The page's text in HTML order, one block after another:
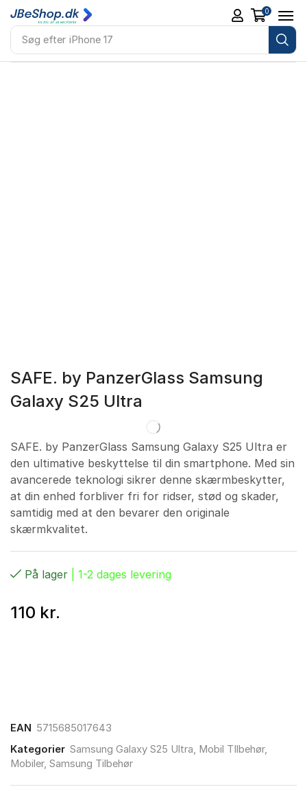
Søg efter iPhone 17
0
SAFE. by PanzerGlass Samsung
Galaxy S25 Ultra
SAFE. by PanzerGlass Samsung Galaxy S25 Ultra er
den ultimative beskyttelse til din smartphone. Med sin
avancerede teknologi sikrer denne skærmbeskytter,
at din enhed forbliver fri for ridser, stød og skader,
samtidig med at den bevarer den originale
skærmkvalitet.
På lager | 1-2 dages levering
110 kr.
EAN 5715685017643
Kategorier Samsung Galaxy S25 Ultra, Mobil TIlbehør,
Mobiler, Samsung Tilbehør